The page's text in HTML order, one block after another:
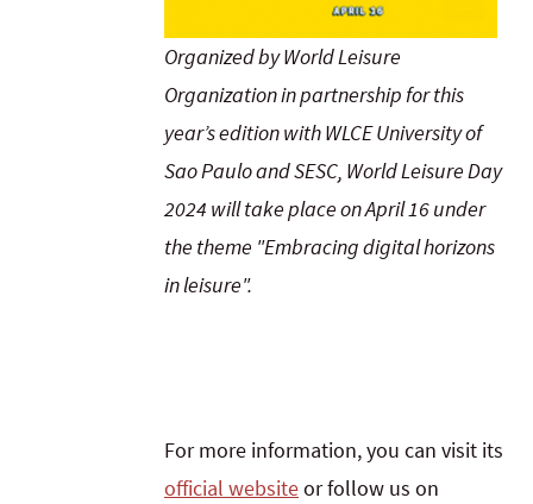
Organized by World Leisure
Organization in partnership for this
year’s edition with WLCE University of
Sao Paulo and SESC, World Leisure Day
2024 will take place on April 16 under
the theme "Embracing digital horizons
in leisure".
For more information, you can visit its
official websiteor follow us on